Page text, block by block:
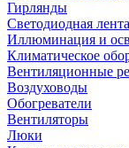
Гирлянды
Светодиодная
Иллюминация и
Климатическое
Вентиляционные
Воздуховоды
Обогреватели
Вентиляторы
Люки